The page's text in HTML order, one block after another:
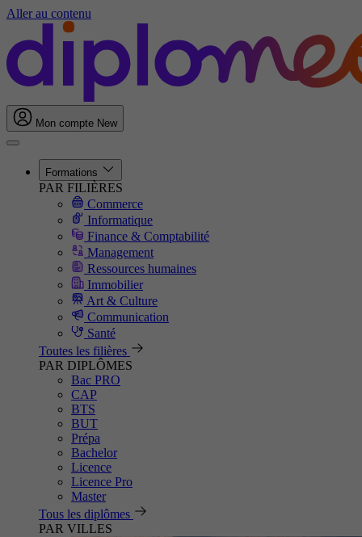
Aller au contenu
Mon compte New
Formations
PAR FILIÈRES
Commerce
Informatique
Finance & Comptabilité
Management
Ressources humaines
Immobilier
Art & Culture
Communication
Santé
Toutes les filières
PAR DIPLÔMES
Bac PRO
CAP
BTS
BUT
Prépa
Bachelor
Licence
Licence Pro
Master
Tous les diplômes
PAR VILLES